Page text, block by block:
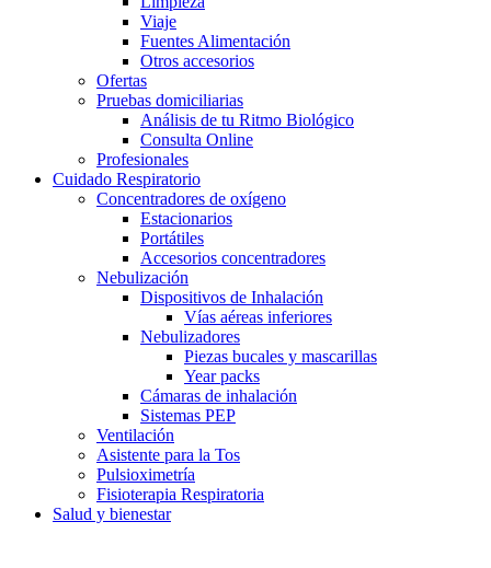
Viaje
Fuentes Alimentación
Otros accesorios
Ofertas
Pruebas domiciliarias
Análisis de tu Ritmo Biológico
Consulta Online
Profesionales
Cuidado Respiratorio
Concentradores de oxígeno
Estacionarios
Portátiles
Accesorios concentradores
Nebulización
Dispositivos de Inhalación
Vías aéreas inferiores
Nebulizadores
Piezas bucales y mascarillas
Year packs
Cámaras de inhalación
Sistemas PEP
Ventilación
Asistente para la Tos
Pulsioximetría
Fisioterapia Respiratoria
Salud y bienestar